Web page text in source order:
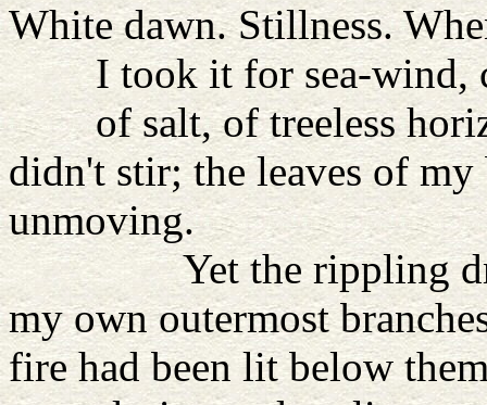
White dawn. Stillness.
I took it for sea-wind,
of salt, of treeless
didn't stir; the leaves of my
unmoving.
Yet the rippling drew
my own outermost
fire had been lit below